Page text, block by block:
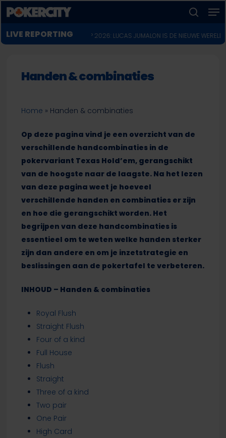
Skip
to
main
content
LIVE REPORTING
POKERNIEUWS
in Main Event ♣︎ WSOP 2026: LUCAS JUMALON IS DE NIEUWE
Handen & combinaties
Home » Handen & combinaties
Op deze pagina vind je een overzicht van de
verschillende handcombinaties in de
pokervariant Texas Hold’em, gerangschikt
van de hoogste naar de laagste. Na het lezen
van deze pagina weet je hoeveel
verschillende handen en combinaties er zijn
en hoe die gerangschikt worden. Het
begrijpen van deze handcombinaties is
essentieel om te weten welke handen sterker
zijn dan andere en om je inzetstrategie en
beslissingen aan de pokertafel te verbeteren.
INHOUD – Handen & combinaties
Royal Flush
Straight Flush
Four of a kind
Full House
Flush
Straight
Three of a kind
Two pair
One Pair
High Card
Menu
sluiten